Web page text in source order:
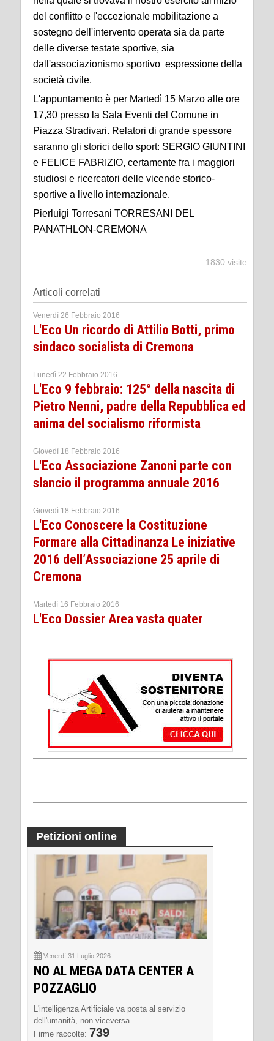
del conflitto e l'eccezionale mobilitazione a
sostegno dell'intervento operata sia da parte
delle diverse testate sportive, sia
dall'associazionismo sportivo espressione della
società civile.
L'appuntamento è per Martedì 15 Marzo alle ore
17,30 presso la Sala Eventi del Comune in
Piazza Stradivari. Relatori di grande spessore
saranno gli storici dello sport: SERGIO GIUNTINI
e FELICE FABRIZIO, certamente fra i maggiori
studiosi e ricercatori delle vicende storico-
sportive a livello internazionale.
Pierluigi Torresani TORRESANI DEL
PANATHLON-CREMONA
1830 visite
Articoli correlati
Venerdì 26 Febbraio 2016
L'Eco Un ricordo di Attilio Botti, primo
sindaco socialista di Cremona
Lunedì 22 Febbraio 2016
L'Eco 9 febbraio: 125° della nascita di
Pietro Nenni, padre della Repubblica ed
anima del socialismo riformista
Giovedì 18 Febbraio 2016
L'Eco Associazione Zanoni parte con
slancio il programma annuale 2016
Giovedì 18 Febbraio 2016
L'Eco Conoscere la Costituzione
Formare alla Cittadinanza Le iniziative
2016 dell’Associazione 25 aprile di
Cremona
Martedì 16 Febbraio 2016
L'Eco Dossier Area vasta quater
Petizioni online
Venerdì 31 Luglio 2026
NO AL MEGA DATA CENTER A
POZZAGLIO
L'intelligenza Artificiale va posta al servizio
dell'umanità, non viceversa.
Firme raccolte: 739